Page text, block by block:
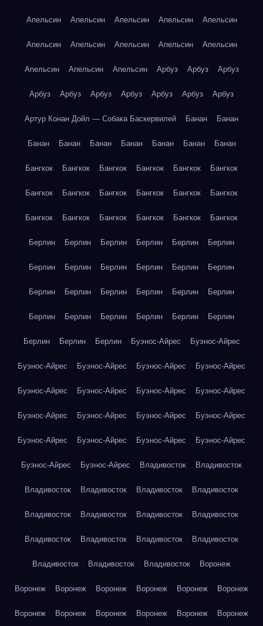
Апельсин Апельсин Апельсин Апельсин Апельсин
Апельсин Апельсин Апельсин Апельсин Апельсин
Апельсин Апельсин Апельсин Арбуз Арбуз Арбуз
Арбуз Арбуз Арбуз Арбуз Арбуз Арбуз Арбуз
Артур Конан Дойл — Собака Баскервилей Банан Банан
Банан Банан Банан Банан Банан Банан Банан
Бангкок Бангкок Бангкок Бангкок Бангкок Бангкок
Бангкок Бангкок Бангкок Бангкок Бангкок Бангкок
Бангкок Бангкок Бангкок Бангкок Бангкок Бангкок
Берлин Берлин Берлин Берлин Берлин Берлин
Берлин Берлин Берлин Берлин Берлин Берлин
Берлин Берлин Берлин Берлин Берлин Берлин
Берлин Берлин Берлин Берлин Берлин Берлин
Берлин Берлин Берлин Буэнос-Айрес Буэнос-Айрес
Буэнос-Айрес Буэнос-Айрес Буэнос-Айрес Буэнос-Айрес
Буэнос-Айрес Буэнос-Айрес Буэнос-Айрес Буэнос-Айрес
Буэнос-Айрес Буэнос-Айрес Буэнос-Айрес Буэнос-Айрес
Буэнос-Айрес Буэнос-Айрес Буэнос-Айрес Буэнос-Айрес
Буэнос-Айрес Буэнос-Айрес Владивосток Владивосток
Владивосток Владивосток Владивосток Владивосток
Владивосток Владивосток Владивосток Владивосток
Владивосток Владивосток Владивосток Владивосток
Владивосток Владивосток Владивосток Воронеж
Воронеж Воронеж Воронеж Воронеж Воронеж Воронеж
Воронеж Воронеж Воронеж Воронеж Воронеж Воронеж